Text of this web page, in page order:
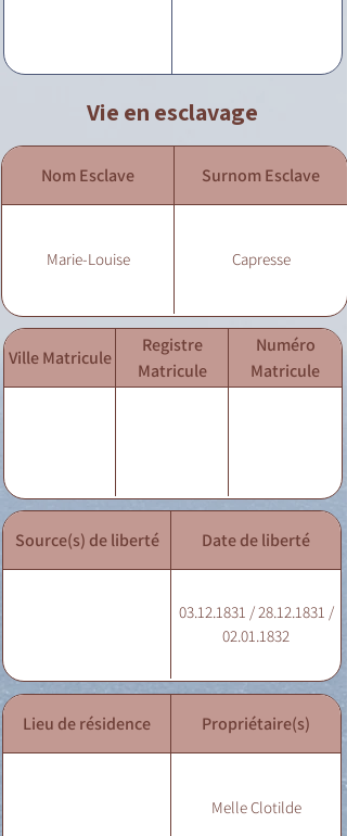
Vie en esclavage
Nom Esclave Surnom Esclave
Marie-Louise Capresse
Ville Matricule
Registre
Matricule
Numéro
Matricule
Source(s) de liberté Date de liberté
03.12.1831 / 28.12.1831 /
02.01.1832
Lieu de résidence Propriétaire(s)
Melle Clotilde